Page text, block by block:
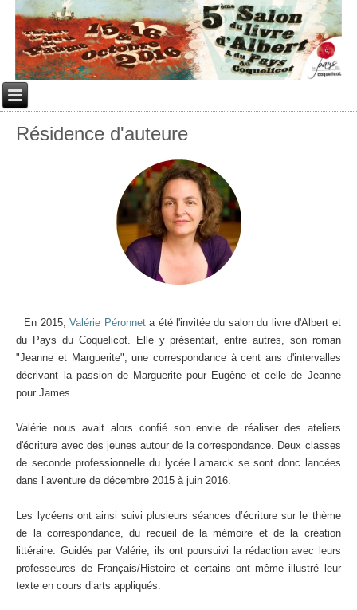
Résidence d'auteure
En 2015,Valérie Péronneta été l'invitée du salon du livre d'Albert et
du Pays du Coquelicot. Elle y présentait, entre autres, son roman
"Jeanne et Marguerite", une correspondance à cent ans d'intervalles
décrivant la passion de Marguerite pour Eugène et celle de Jeanne
pour James.
Valérie nous avait alors confié son envie de réaliser des ateliers
d'écriture avec des jeunes autour de la correspondance. Deux classes
de seconde professionnelle du lycée Lamarck se sont donc lancées
dans l’aventure de décembre 2015 à juin 2016.
Les lycéens ont ainsi suivi plusieurs séances d’écriture sur le thème
de la correspondance, du recueil de la mémoire et de la création
littéraire. Guidés par Valérie, ils ont poursuivi la rédaction avec leurs
professeures de Français/Histoire et certains ont même illustré leur
texte en cours d’arts appliqués.